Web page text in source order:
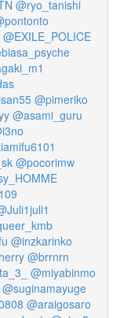
@ryo_tanishi
@EXILE_POLICE
@pimeriko
@asami_guru
@pocorimw
@inzkarinko
@brrnrn
@miyabinmo
@suginamayuge
@araigosaro